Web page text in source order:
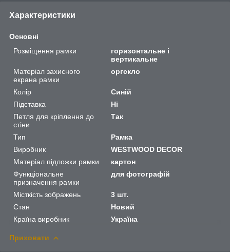
Характеристики
Основні
Розміщення рамки
горизонтальне і
вертикальне
Матеріал захисного
екрана рамки
оргскло
Колір
Синій
Підставка
Ні
Петля для кріплення до
стіни
Так
Тип
Рамка
Виробник
WESTWOOD DECOR
Матеріал підложки рамки
картон
Функціональне
призначення рамки
для фотографій
Місткість зображень
3 шт.
Стан
Новий
Країна виробник
Україна
Приховати